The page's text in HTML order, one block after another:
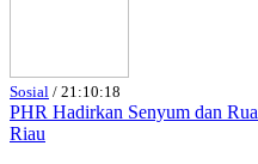
Sosial / 21:10:18
PHR Hadirkan Senyum dan
Riau